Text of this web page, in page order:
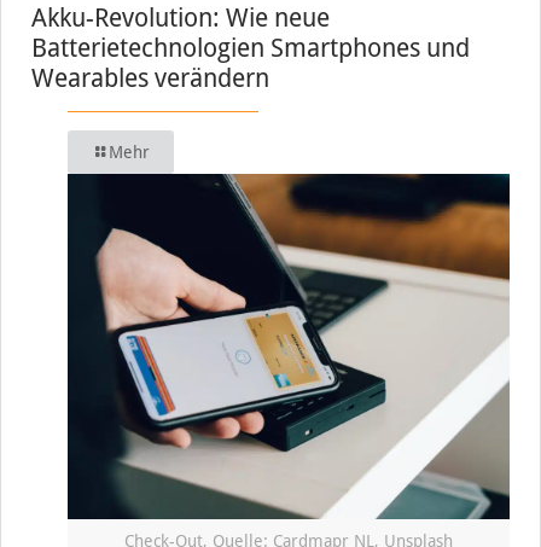
Akku-Revolution: Wie neue
Batterietechnologien Smartphones und
Wearables verändern
Mehr
Check-Out, Quelle: Cardmapr NL, Unsplash